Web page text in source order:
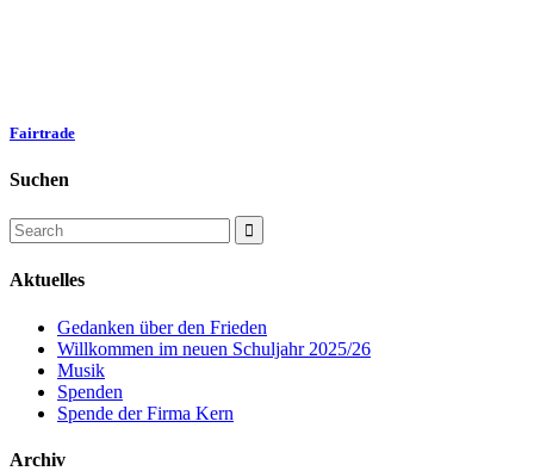
Fairtrade
Suchen
Aktuelles
Gedanken über den Frieden
Willkommen im neuen Schuljahr 2025/26
Musik
Spenden
Spende der Firma Kern
Archiv